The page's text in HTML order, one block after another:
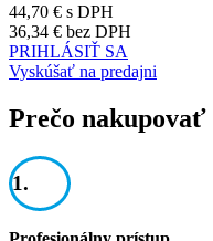
44,70 € s DPH
36,34 € bez DPH
PRIHLÁSIŤ SA
Vyskúšať na predajni
Prečo nakupovať
1.